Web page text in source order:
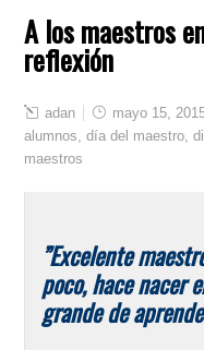
A los maestros
reflexión
adan mayo 15,
alumnos ,día del maestro ,
maestros
”Excelente
poco, hace nacer
grande de